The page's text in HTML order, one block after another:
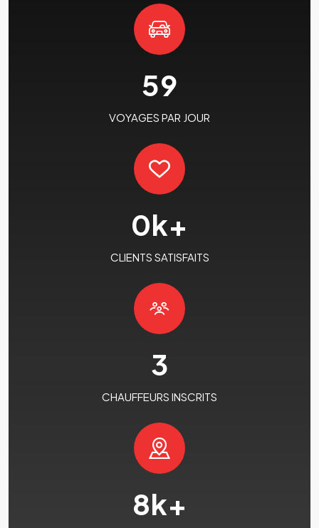
59
VOYAGES PAR JOUR
0k+
CLIENTS SATISFAITS
3
CHAUFFEURS INSCRITS
8k+